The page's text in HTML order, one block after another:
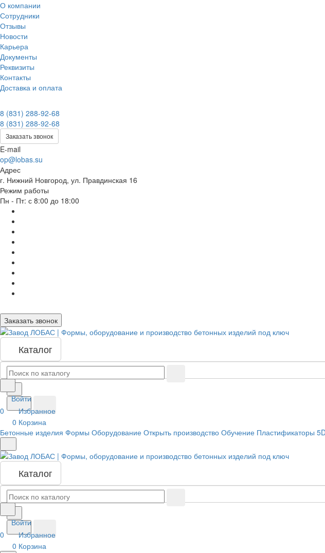
О компании
Сотрудники
Отзывы
Новости
Карьера
Документы
Реквизиты
Контакты
Доставка и оплата
8 (831) 288-92-68
8 (831) 288-92-68
Заказать звонок
E-mail
op@lobas.su
Адрес
г. Нижний Новгород, ул. Правдинская 16
Режим работы
Пн - Пт: с 8:00 до 18:00
Заказать звонок
Каталог
Войти
0
Избранное
0 Корзина
Бетонные изделия Формы Оборудование Открыть производство Обучение Пластификаторы
Каталог
Войти
0
Избранное
0 Корзина